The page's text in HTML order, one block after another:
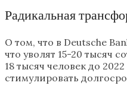
Радикальная
О том, что в Deutsche
что уволят 15-20 тысяч
18 тысяч человек до
стимулировать